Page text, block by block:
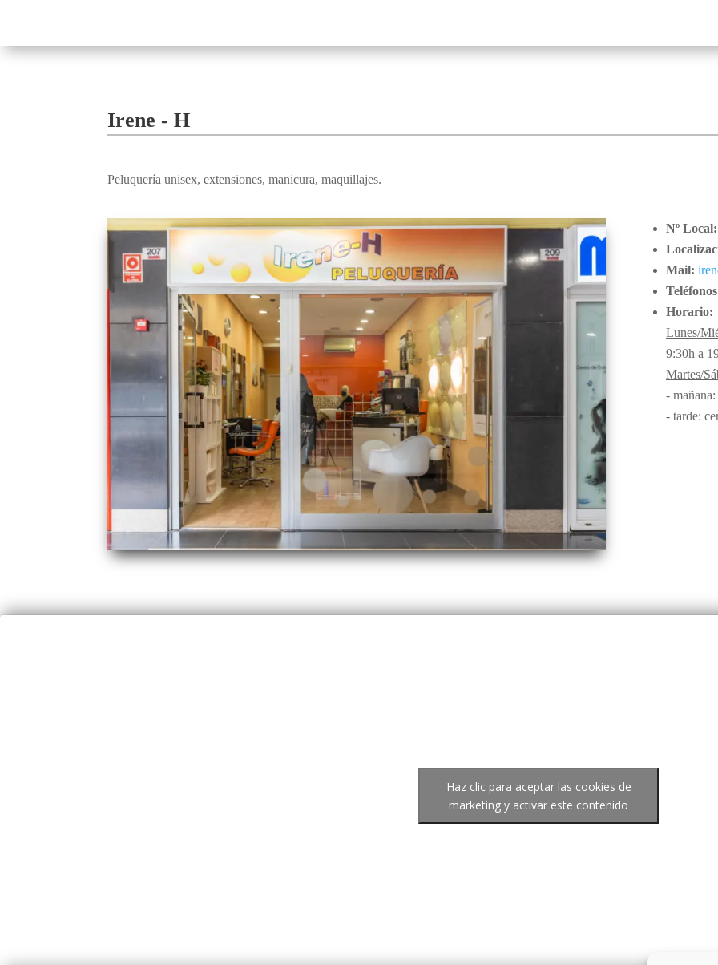
Irene - H
Peluquería unisex, extensiones, manicura, maquillajes.
Nº Local:
Mail:
Horario:
Lunes/
9:30h a
Martes/
-
- tarde:
Haz clic para aceptar las cookies de
marketing y activar este contenido